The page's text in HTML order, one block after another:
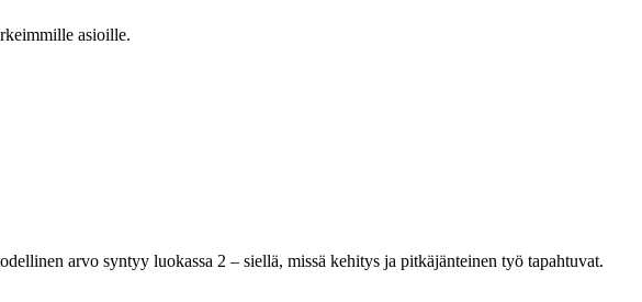
asioille.
arvo syntyy luokassa 2 – siellä, missä kehitys ja pitkäjänteinen työ tapahtuvat.